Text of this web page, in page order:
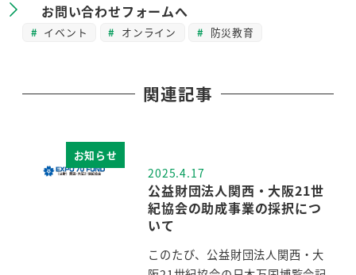
お問い合わせフォームへ
イベント オンライン 防災教育
関連記事
お知らせ
公益財団法人関西・大阪21世
紀協会の助成事業の採択につ
いて
このたび、公益財団法人関西・大
投稿日
2025.4.17